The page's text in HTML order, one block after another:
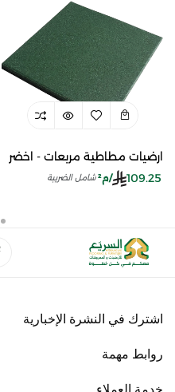
ارضيات مطاطية مربعات - اخضر
109.25
/م² شامل الضريبة
اشترك في النشرة الإخبارية
روابط مهمة